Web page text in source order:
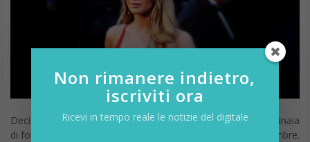
Decine di star di Hollywood sono state esposte in rete, centinaia
di foto nude delle celebrità sono state pubblicate il 1° settembre.
Non rimanere indietro,
iscriviti ora
Ricevi in tempo reale le notizie del digitale